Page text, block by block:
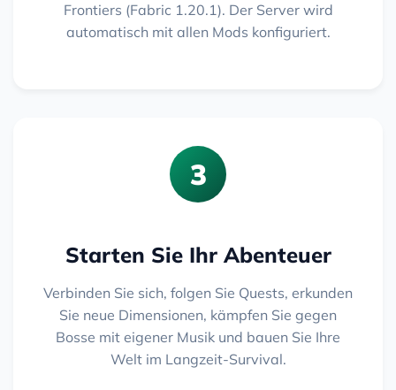
Frontiers (Fabric 1.20.1). Der Server wird
automatisch mit allen Mods konfiguriert.
3
Starten Sie Ihr Abenteuer
Verbinden Sie sich, folgen Sie Quests, erkunden
Sie neue Dimensionen, kämpfen Sie gegen
Bosse mit eigener Musik und bauen Sie Ihre
Welt im Langzeit-Survival.